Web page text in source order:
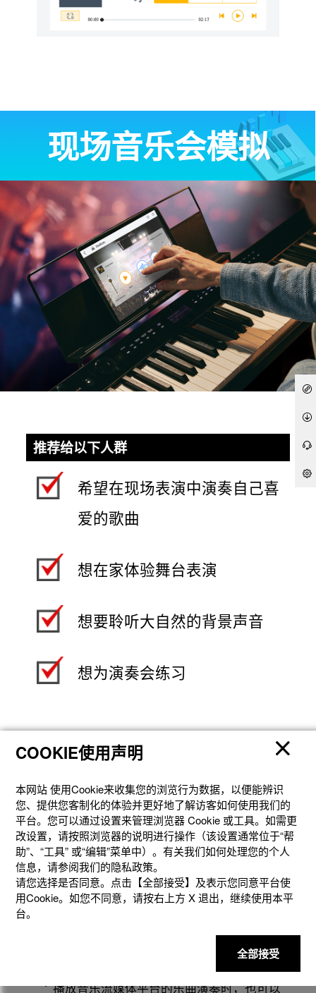
现场音乐会模拟
推荐给以下人群
希望在现场表演中演奏自己喜
爱的歌曲
想在家体验舞台表演
想要聆听大自然的背景声音
想为演奏会练习
平凡的演奏，非凡的体验。
在家中享受演奏会氛围的弹奏体
验
连接乐器产品进行演奏、分析智能手机/平板电脑
中的乐曲，根据乐曲的气氛自动呈现观众鼓掌、
欢呼等效果。
播放音乐流媒体平台的乐曲演奏时，也可以
COOKIE使用声明
本网站 使⽤Cookie来收集您的浏览⾏为数据，以便能辨识
您、提供您客制化的体验并更好地了解访客如何使⽤我们的
平台。您可以通过设置来管理浏览器 Cookie 或⼯具。如需更
改设置，请按照浏览器的说明进⾏操作（该设置通常位于“帮
助”、“⼯具” 或“编辑”菜单中）。有关我们如何处理您的个⼈
信息，请参阅我们的隐私政策。
请您选择是否同意。点击【全部接受】及表示您同意平台使
用Cookie。如您不同意，请按右上⽅ X 退出，继续使⽤本平
台。
全部接受